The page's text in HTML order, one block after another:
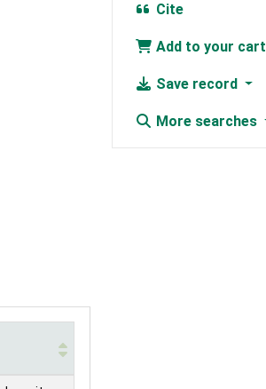
Cite
Add to your cart
Save record
More searches